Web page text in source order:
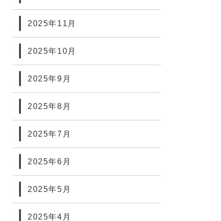
2025年11月
2025年10月
2025年9月
2025年8月
2025年7月
2025年6月
2025年5月
2025年4月